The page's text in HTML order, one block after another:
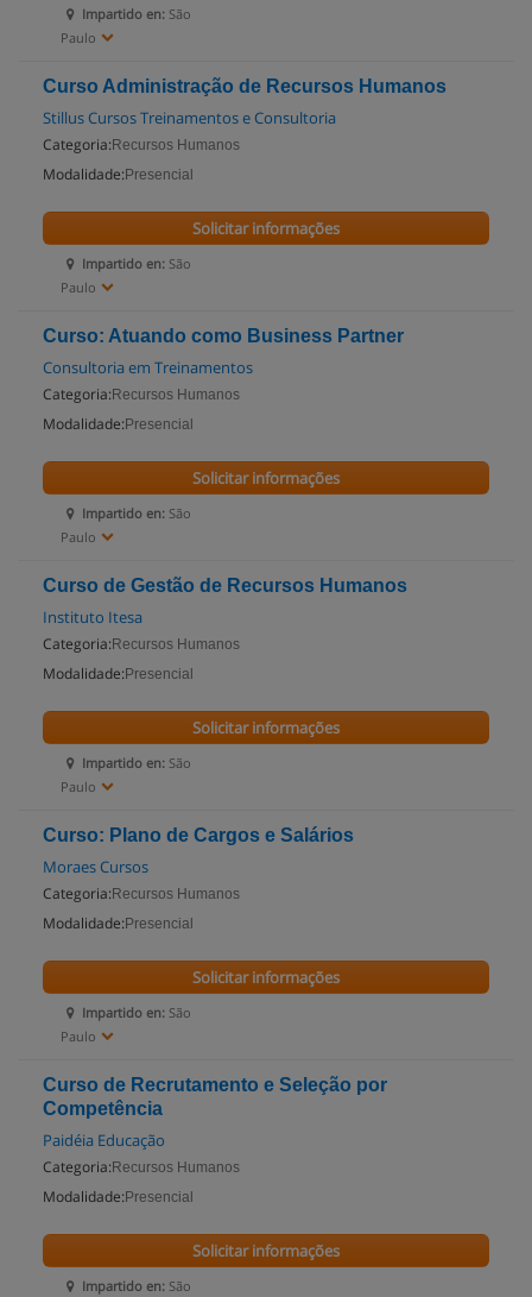
Impartido en: São
Paulo
Curso Administração de Recursos Humanos
Stillus Cursos Treinamentos e Consultoria
Categoria: Recursos Humanos
Modalidade: Presencial
Impartido en: São
Paulo
Solicitar informações
Curso: Atuando como Business Partner
Consultoria em Treinamentos
Categoria: Recursos Humanos
Modalidade: Presencial
Impartido en: São
Paulo
Solicitar informações
Curso de Gestão de Recursos Humanos
Instituto Itesa
Categoria: Recursos Humanos
Modalidade: Presencial
Impartido en: São
Paulo
Solicitar informações
Curso: Plano de Cargos e Salários
Moraes Cursos
Categoria: Recursos Humanos
Modalidade: Presencial
Impartido en: São
Paulo
Solicitar informações
Curso de Recrutamento e Seleção por
Competência
Paidéia Educação
Categoria: Recursos Humanos
Modalidade: Presencial
Impartido en: São
Solicitar informações